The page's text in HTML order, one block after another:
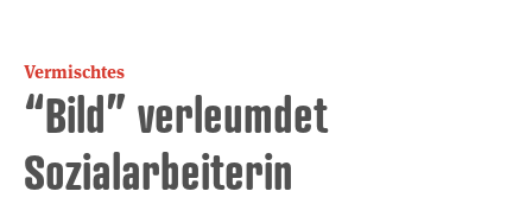
Vermischtes
“Bild” verleumdet
Sozialarbeiterin